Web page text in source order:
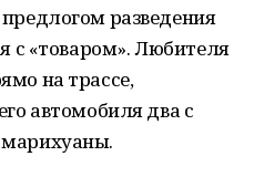
разведения
с «товаром». Любителя
на трассе,
автомобиля два с